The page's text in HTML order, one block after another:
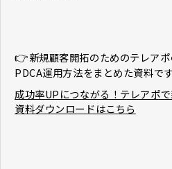
👉新規顧客開拓のためのテレア
PDCA運用方法をまとめた資料です
成功率UPにつながる！テレアポ
資料ダウンロードはこちら